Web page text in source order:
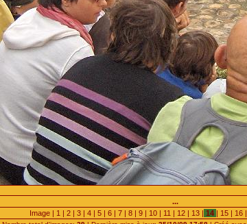
...
Image | 1 | 2 | 3 | 4 | 5 | 6 | 7 | 8 | 9 | 10 | 11 | 12 | 13 | 14 | 15 | 16 |